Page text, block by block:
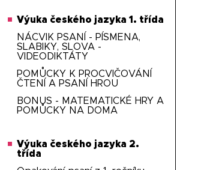
Výuka českého jazyka 1. třída
NÁCVIK PSANÍ - PÍSMENA,
SLABIKY, SLOVA -
VIDEODIKTÁTY
POMŮCKY K PROCVIČOVÁNÍ
ČTENÍ A PSANÍ HROU
BONUS - MATEMATICKÉ HRY A
POMŮCKY NA DOMA
Výuka českého jazyka 2.
třída